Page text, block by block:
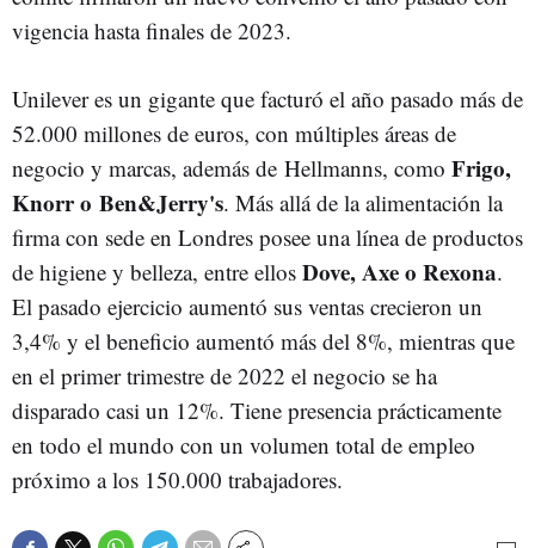
vigencia hasta finales de 2023.
Unilever es un gigante que facturó el año pasado más de
52.000 millones de euros, con múltiples áreas de
negocio y marcas, además de Hellmanns, como Frigo,
Knorr o Ben&Jerry's. Más allá de la alimentación la
firma con sede en Londres posee una línea de productos
de higiene y belleza, entre ellos Dove, Axe o Rexona.
El pasado ejercicio aumentó sus ventas crecieron un
3,4% y el beneficio aumentó más del 8%, mientras que
en el primer trimestre de 2022 el negocio se ha
disparado casi un 12%. Tiene presencia prácticamente
en todo el mundo con un volumen total de empleo
próximo a los 150.000 trabajadores.